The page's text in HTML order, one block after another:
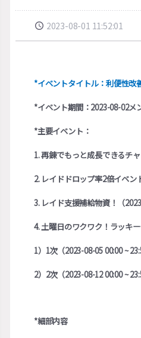
2023-08-01 11:52:01
*イベントタイトル：利便性改
*イベント期間：2023-08-02メ
*主要イベント：
1. 再錬でもっと成長できるチ
2. レイドドロップ率2倍イベ
3. レイド支援補給物資！（
4. 土曜日のワクワク！ラッキ
1）1次（2023-08-05 00:00 ~
2）2次（2023-08-12 00:00 ~
*細部内容